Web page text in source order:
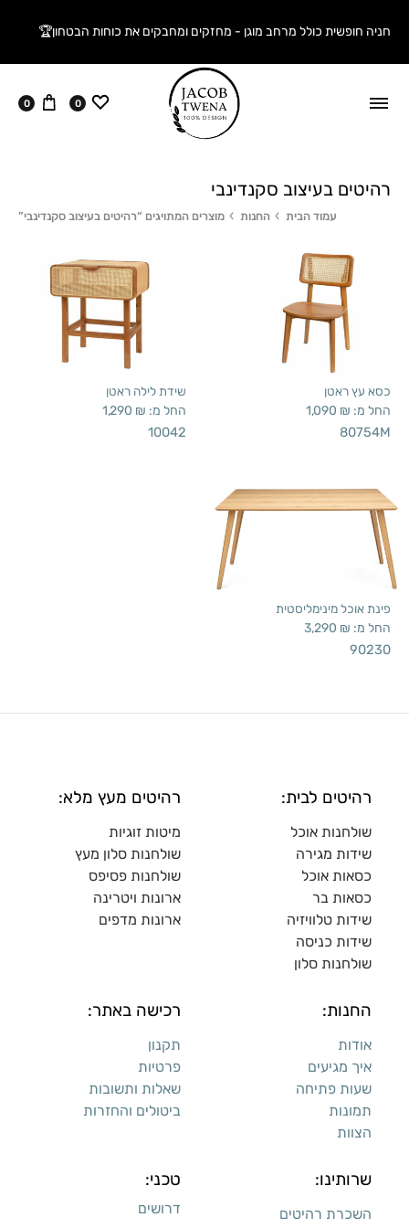
חניה חופשית כולל מרחב מוגן - מחזקים ומחבקים את כוחות הבטחון🏆
ווישליסט
0 עגלה
0
רהיטים בעיצוב סקנדינבי
עמוד הבית החנות מוצרים המתויגים “רהיטים בעיצוב סקנדינבי”
כסא עץ ראטן
החל מ: 1,090 ₪
80754M
שידת לילה ראטן
החל מ: 1,290 ₪
10042
פינת אוכל מינימליסטית
החל מ: 3,290 ₪
90230
רהיטים לבית:
שולחנות אוכל
שידות מגירה
כסאות אוכל
כסאות בר
שידות טלוויזיה
שידות כניסה
שולחנות סלון
רהיטים מעץ מלא:
מיטות זוגיות
שולחנות סלון מעץ
שולחנות פסיפס
ארונות ויטרינה
ארונות מדפים
החנות:
אודות
איך מגיעים
שעות פתיחה
תמונות
הצוות
רכישה באתר:
תקנון
פרטיות
שאלות ותשובות
ביטולים והחזרות
שרותינו:
השכרת רהיטים
טכני:
דרושים